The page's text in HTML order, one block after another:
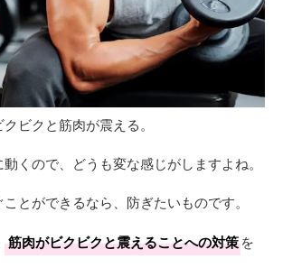
ビクと筋肉が震える。
くので、どうも変な感じがしますよね。
とができるなら、防ぎたいものです。
筋肉がビクビクと震えることへの対策を